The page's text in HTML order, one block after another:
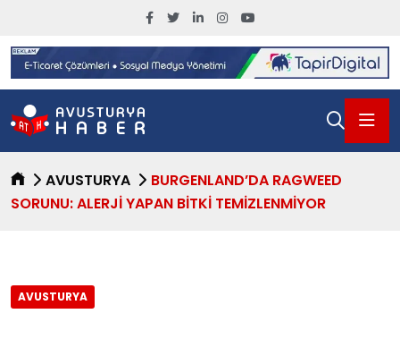
AVUSTURYA
BURGENLAND’DA RAGWEED
SORUNU: ALERJI YAPAN BITKI TEMIZLENMIYOR
AVUSTURYA